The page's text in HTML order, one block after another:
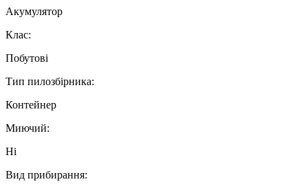
Акумулятор
Клас:
Побутові
Тип пилозбірника:
Контейнер
Миючий:
Ні
Вид прибирання: